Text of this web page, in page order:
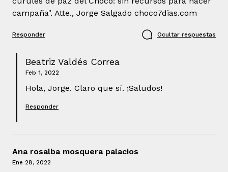
campaña". Atte., Jorge Salgado choco7dias.com
Responder Ocultar respuestas
Beatriz Valdés Correa
Feb 1, 2022
Hola, Jorge. Claro que sí. ¡Saludos!
Responder
Ana rosalba mosquera palacios
Ene 28, 2022